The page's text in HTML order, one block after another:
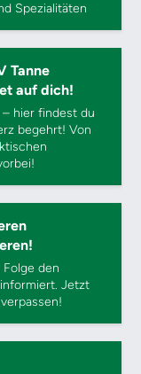
Spezialitäten
Tanne
auf dich!
hier findest du
begehrt! Von
den
Jetzt